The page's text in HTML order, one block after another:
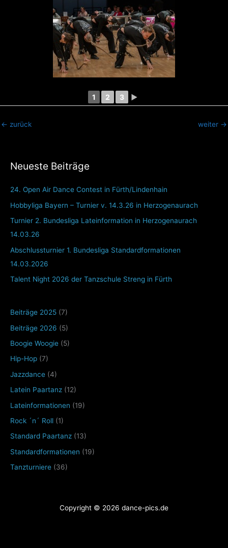
Neueste Beiträge
24. Open Air Dance Contest in Fürth/Lindenhain
Hobbyliga Bayern – Turnier v. 14.3.26 in Herzogenaurach
Turnier 2. Bundesliga Lateinformation in Herzogenaurach
14.03.26
Abschlussturnier 1. Bundesliga Standardformationen
14.03.2026
Talent Night 2026 der Tanzschule Streng in Fürth
Beiträge 2025 (7)
Beiträge 2026 (5)
Boogie Woogie (5)
Hip-Hop (7)
Jazzdance (4)
Latein Paartanz (12)
Lateinformationen (19)
Rock ´n´ Roll (1)
Standard Paartanz (13)
Standardformationen (19)
Tanzturniere (36)
1 2 3 ►
← zurück weiter →
Copyright © 2026 dance-pics.de